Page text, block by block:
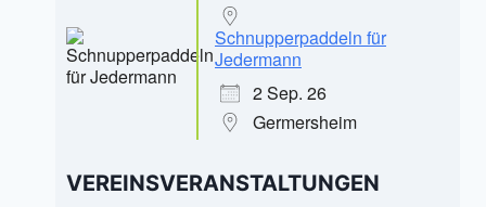
Schnupperpaddeln für
Jedermann
2 Sep. 26
Germersheim
VEREINSVERANSTALTUNGEN